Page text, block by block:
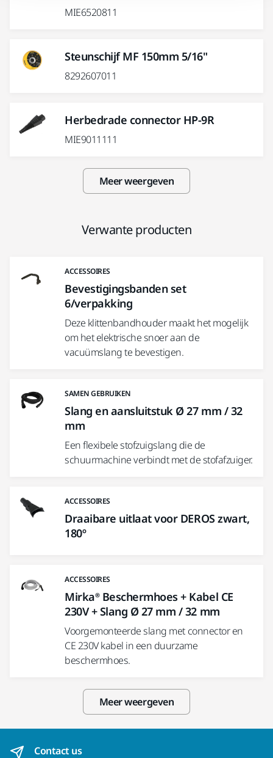
MIE6520811
Steunschijf MF 150mm 5/16"
8292607011
Herbedrade connector HP-9R
MIE9011111
Meer weergeven
Verwante producten
ACCESSOIRES
Bevestigingsbanden set
6/verpakking
Deze klittenbandhouder maakt het mogelijk
om het elektrische snoer aan de
vacuümslang te bevestigen.
SAMEN GEBRUIKEN
Slang en aansluitstuk Ø 27 mm / 32
mm
Een flexibele stofzuigslang die de
schuurmachine verbindt met de stofafzuiger.
ACCESSOIRES
Draaibare uitlaat voor DEROS zwart,
180º
ACCESSOIRES
Mirka® Beschermhoes + Kabel CE
230V + Slang Ø 27 mm / 32 mm
Voorgemonteerde slang met connector en
CE 230V kabel in een duurzame
beschermhoes.
Meer weergeven
Contact us